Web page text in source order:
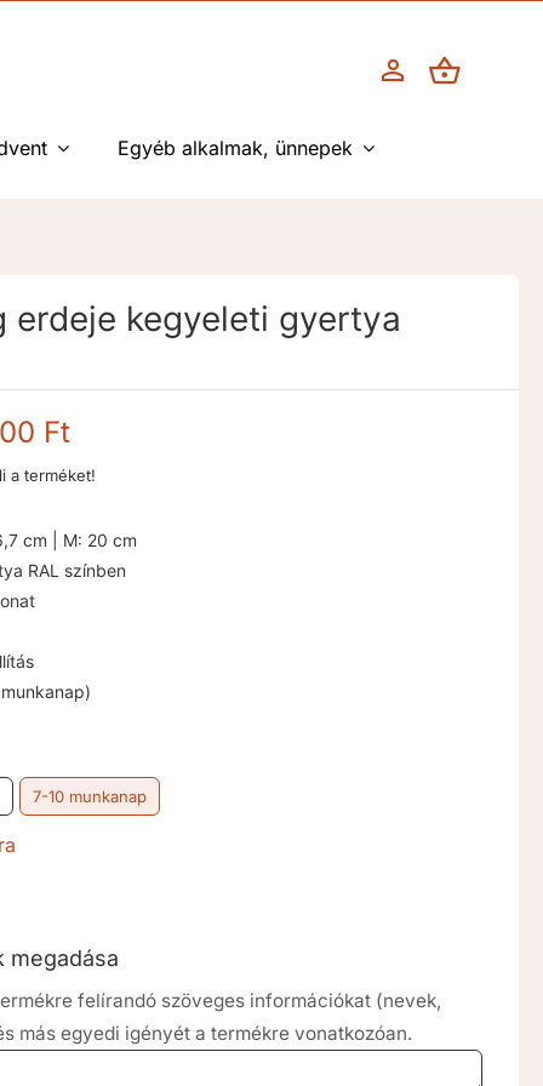
Egyéb alkalmak, ünnepek
erdeje kegyeleti gyertya
Ft
6.400 Ft
8.900 Ft
a terméket!
cm | M: 20 cm
RAL színben
7-10 munkanap
megadása
felírandó szöveges információkat (nevek,
más egyedi igényét a termékre vonatkozóan.